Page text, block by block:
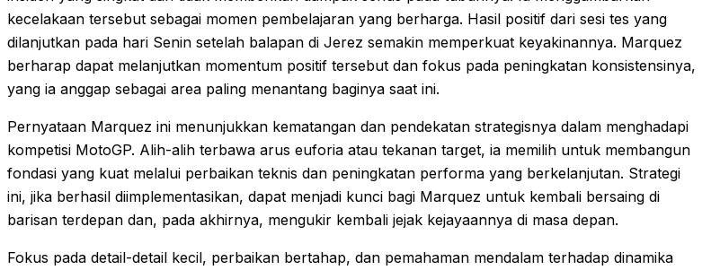
kecelakaan tersebut sebagai momen pembelajaran yang berharga. Hasil positif dari sesi tes yang
dilanjutkan pada hari Senin setelah balapan di Jerez semakin memperkuat keyakinannya. Marquez
berharap dapat melanjutkan momentum positif tersebut dan fokus pada peningkatan konsistensinya,
yang ia anggap sebagai area paling menantang baginya saat ini.
Pernyataan Marquez ini menunjukkan kematangan dan pendekatan strategisnya dalam menghadapi
kompetisi MotoGP. Alih-alih terbawa arus euforia atau tekanan target, ia memilih untuk membangun
fondasi yang kuat melalui perbaikan teknis dan peningkatan performa yang berkelanjutan. Strategi
ini, jika berhasil diimplementasikan, dapat menjadi kunci bagi Marquez untuk kembali bersaing di
barisan terdepan dan, pada akhirnya, mengukir kembali jejak kejayaannya di masa depan.
Fokus pada detail-detail kecil, perbaikan bertahap, dan pemahaman mendalam terhadap dinamika